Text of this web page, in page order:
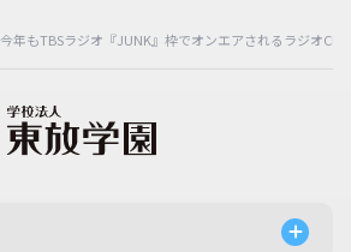
今年もTBSラジオ『JUNK』枠でオンエアされるラジオCM